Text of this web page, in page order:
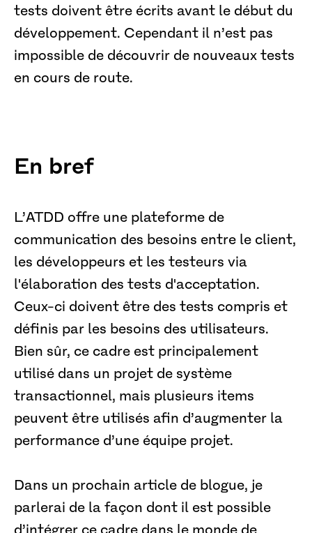
tests doivent être écrits avant le début du
développement. Cependant il n’est pas
impossible de découvrir de nouveaux tests
en cours de route.
En bref
L’ATDD offre une plateforme de
communication des besoins entre le client,
les développeurs et les testeurs via
l'élaboration des tests d'acceptation.
Ceux-ci doivent être des tests compris et
définis par les besoins des utilisateurs.
Bien sûr, ce cadre est principalement
utilisé dans un projet de système
transactionnel, mais plusieurs items
peuvent être utilisés afin d’augmenter la
performance d’une équipe projet.
Dans un prochain article de blogue, je
parlerai de la façon dont il est possible